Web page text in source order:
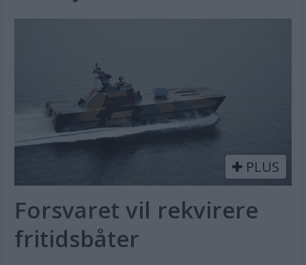
PLUS
Forsvaret vil rekvirere
fritidsbåter